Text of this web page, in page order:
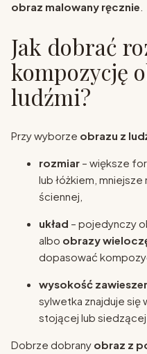
obraz malowany ręcznie
Jak dobrać
kompozycję
ludźmi?
Przy wyborze obrazu z
rozmiar – większe
lub łóżkiem,
ściennej,
układ – pojedynczy
albo obrazy
dopasować
wysokość
sylwetka znajduje się
stojącej lub siedzącej
Dobrze dobrany obraz z